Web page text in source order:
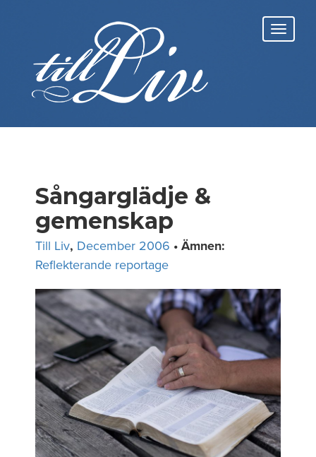
Sångarglädje &
gemenskap
Till Liv, December 2006 • Ämnen:
Reflekterande reportage